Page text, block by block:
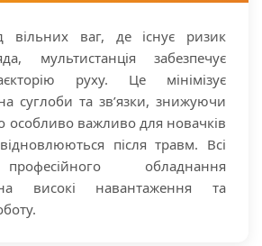
вільних ваг, де існує ризик
мультистанція забезпечує
руху. Це мінімізує
суглоби та зв’язки, знижуючи
особливо важливо для новачків
після травм. Всі
обладнання
високі навантаження та